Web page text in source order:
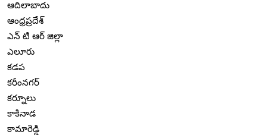
ఆదిలాబాదు
ఆంధ్రప్రదేశ్
ఎన్ టి ఆర్ జిల్లా
ఎలూరు
కడప
కరీంనగర్
కర్నూలు
కాకినాడ
కామారెడ్డి